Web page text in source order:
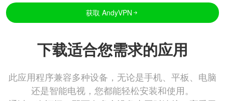
获取 AndyVPN
下载适合您需求的应用
此应用程序兼容多种设备，无论是手机、平板、电脑
还是智能电视，您都能轻松安装和使用。